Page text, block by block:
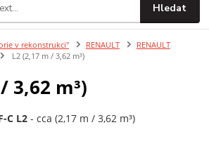
Hledat
v rekonstrukci" RENAULT
RENAULT
L2 (2,17 m / 3,62 m³)
3,62 m³)
C L2 - cca (2,17 m / 3,62 m³)